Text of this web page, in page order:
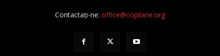
Contactați-ne: office@copilarie.org